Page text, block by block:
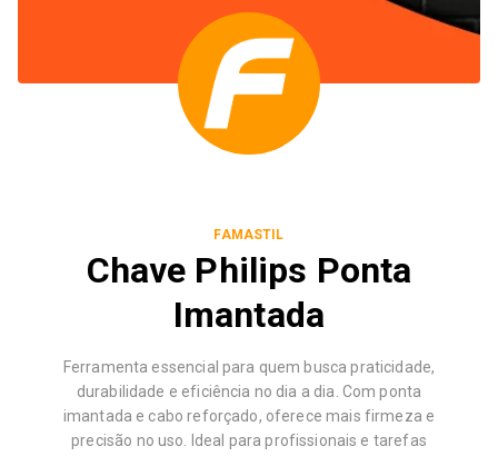
FAMASTIL
Chave Philips Ponta
Imantada
Ferramenta essencial para quem busca praticidade,
durabilidade e eficiência no dia a dia. Com ponta
imantada e cabo reforçado, oferece mais firmeza e
precisão no uso. Ideal para profissionais e tarefas